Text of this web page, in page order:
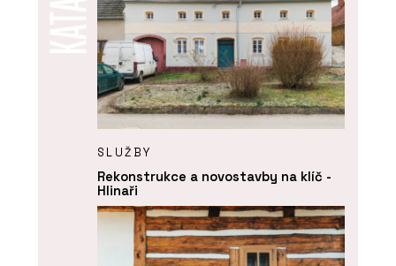
SLUŽBY
Rekonstrukce a novostavby na klíč -
Hlinaři